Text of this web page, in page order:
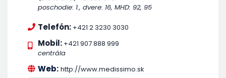
poschodie: 1., dvere: 16, MHD: 92, 95
Telefón: +421 2 3230 3030
Mobil: +421 907 888 999
centrála
Web: http://www.medissimo.sk